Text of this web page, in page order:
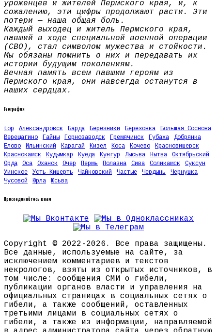
уроженцев и жителей Пермского края, и, к
сожалению, эти цифры продолжают расти. Эти
потери — наша общая боль.
Каждый выходец и житель Пермского края,
павший в ходе специальной военной операции
(СВО), стал символом мужества и стойкости.
Мы обязаны помнить о них и передавать их
истории будущим поколениям.
Вечная память всем павшим героям из
Пермского края, они навсегда останутся в
наших сердцах.
География
top Александровск Барда Березники Березовка
Большая Соснова
Верещагино
Гайны Горнозаводск Гремячинск Губаха
Добрянка
Елово
Ильинский Карагай Кизел Коса Кочево
Красновишерск
Краснокамск
Кудымкар Куеда Кунгур Лысьва Нытва
Октябрьский
Орда
Оса Оханск Очер Пермь Полазна Сива Соликамск
Суксун
Уинское
Усть-Кишерть Чайковский Частые Чердынь
Чернушка
Чусовой
Юрла Юсьва
Присоединяйтесь к нам
Copyright © 2022-2026. Все права защищены.
Все данные, используемые на сайте, за
исключением комментариев и текстов
некрологов, взяты из открытых источников, в
том числе: сообщения СМИ о гибели,
публикации органов власти и управления на
официальных страницах в социальных сетях о
гибели, а также сообщений, оставленных
третьими лицами в социальных сетях о
гибели, а также из информации, направляемой